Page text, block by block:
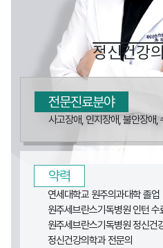
정신건강
전문진료분야
사고장애, 인지장애, 불안장애,
약력
연세대학교 원주의과대학 졸업
원주세브란스기독병원 인턴 수
원주세브란스기독병원 정신건
정신건강의학과 전문의